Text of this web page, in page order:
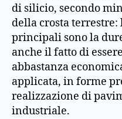
di silicio, secondo
della crosta
principali sono la
anche il fatto di
abbastanza
applicata, in forme
realizzazione di
industriale.